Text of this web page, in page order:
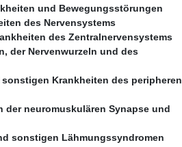
und Bewegungsstörungen
des Nervensystems
des Zentralnervensystems
der Nervenwurzeln und des
Krankheiten des peripheren
neuromuskulären Synapse und
sonstigen Lähmungssyndromen